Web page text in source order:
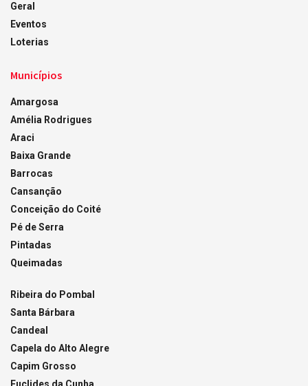
Geral
Eventos
Loterias
Municípios
Amargosa
Amélia Rodrigues
Araci
Baixa Grande
Barrocas
Cansanção
Conceição do Coité
Pé de Serra
Pintadas
Queimadas
Ribeira do Pombal
Santa Bárbara
Candeal
Capela do Alto Alegre
Capim Grosso